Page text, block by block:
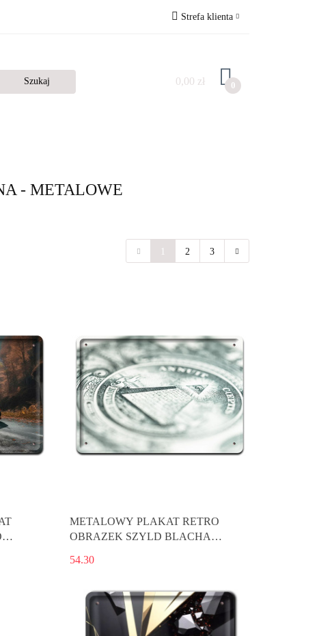
Strefa klienta
Dodaj zgłoszenie
0,00 zł 0
- METALOWE
2 3
METALOWY PLAKAT RETRO
OBRAZEK SZYLD BLACHA
54.30